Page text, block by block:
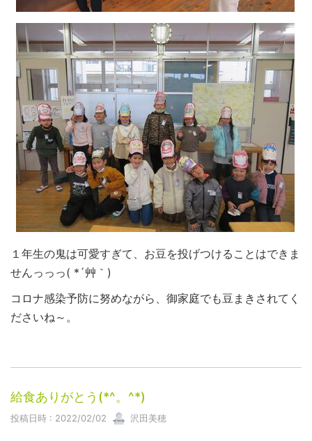
１年生の鬼は可愛すぎて、お豆を投げつけることはできま
せんっっっ( *´艸｀)
コロナ感染予防に努めながら、御家庭でも豆まきされてく
ださいね～。
給食ありがとう(*^。^*)
投稿日時 : 2022/02/02 沢田美穂